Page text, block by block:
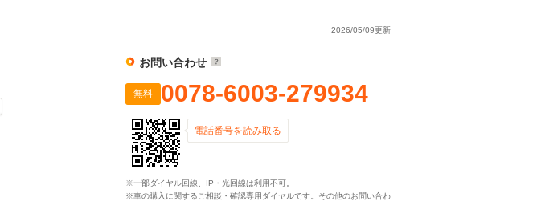
2026/05/09更新
お問い合わせ
無料 0078-6003-279934
電話番号を読み取る
※一部ダイヤル回線、IP・光回線は利用不可。
※車の購入に関するご相談・確認専用ダイヤルです。その他のお問い合わ